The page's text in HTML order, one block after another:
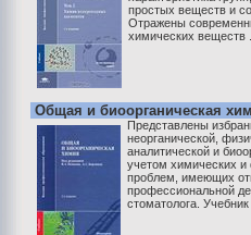
простых веществ и
Отражены
химических веществ
Общая и биоорганическая
Представлены
неорганической,
аналитической и
учетом химических
проблем, имеющих
профессиональной
стоматолога.